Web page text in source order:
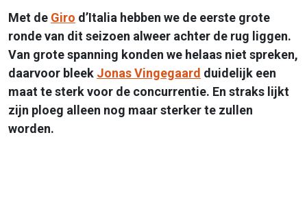
Met de Giro d’Italia hebben we de eerste grote
ronde van dit seizoen alweer achter de rug liggen.
Van grote spanning konden we helaas niet spreken,
daarvoor bleek Jonas Vingegaard duidelijk een
maat te sterk voor de concurrentie. En straks lijkt
zijn ploeg alleen nog maar sterker te zullen
worden.